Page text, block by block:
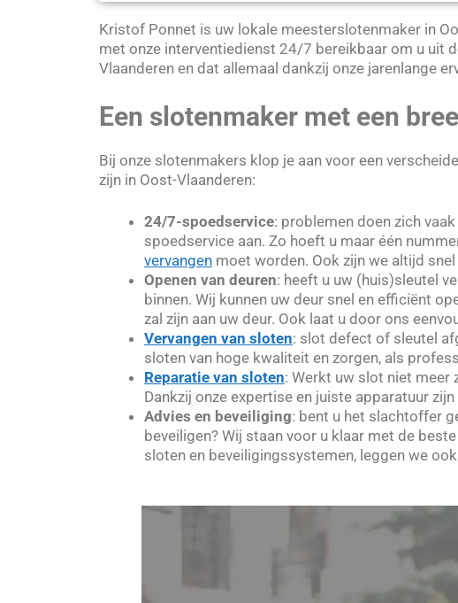
Kristof Ponnet is uw lokale meesterslotenmaker in
met onze interventiedienst 24/7 bereikbaar om u uit
Vlaanderen en dat allemaal dankzij onze jarenlange
Een slotenmaker met een
Bij onze slotenmakers klop je aan voor een
zijn in Oost-Vlaanderen:
24/7-spoedservice: problemen doen zich
spoedservice aan. Zo hoeft u maar één
vervangen moet worden. Ook zijn we altijd
Openen van deuren: heeft u uw (huis)sleutel
binnen. Wij kunnen uw deur snel en efficiënt
zal zijn aan uw deur. Ook laat u door ons
Vervangen van sloten: slot defect of sleutel
sloten van hoge kwaliteit en zorgen, als
Reparatie van sloten: Werkt uw slot niet meer
Dankzij onze expertise en juiste apparatuur
Advies en beveiliging: bent u het slachtoffer
beveiligen? Wij staan voor u klaar met de
sloten en beveiligingssystemen, leggen we